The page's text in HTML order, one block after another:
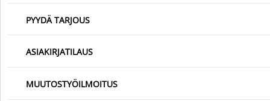
PYYDÄ TARJOUS
ASIAKIRJATILAUS
MUUTOSTYÖILMOITUS